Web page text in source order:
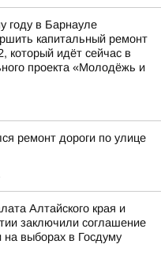
году в Барнауле
капитальный ремонт
идёт сейчас в
проекта «Молодёжь и
ремонт дороги по улице
Алтайского края и
заключили соглашение
на выборах в Госдуму